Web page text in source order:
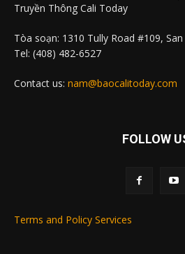
Truyền Thông Cali Today
Tòa soạn: 1310 Tully Road #109, San
Tel: (408) 482-6527
Contact us: nam@baocalitoday.com
FOLLOW
Terms and Policy Services